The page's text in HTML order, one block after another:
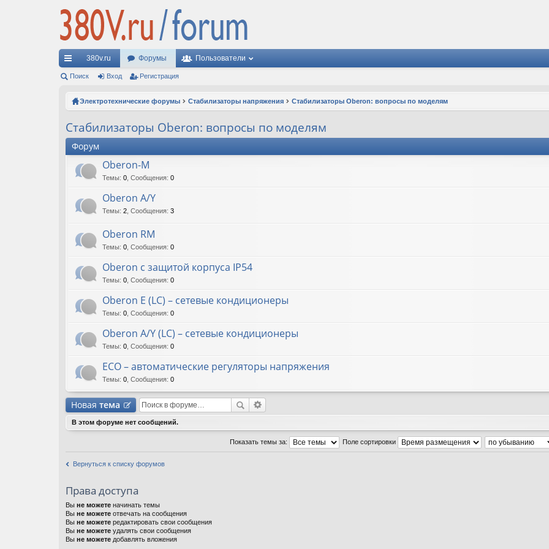
с
и
380v.ru Форумы Пользователи
Поиск Вход Регистрация
Электротехнические форумы Стабилизаторы напряжения Стабилизаторы Oberon: вопросы по моделям
Стабилизаторы Oberon: вопросы по моделям
Форум
Oberon-M
Темы: 0 Сообщения: 0
Oberon A/Y
Темы: 2 Сообщения: 3
Oberon RM
Темы: 0 Сообщения: 0
Oberon с защитой корпуса IP54
Темы: 0 Сообщения: 0
Oberon E (LC) – сетевые кондиционеры
Темы: 0 Сообщения: 0
Oberon A/Y (LC) – сетевые кондиционеры
Темы: 0 Сообщения: 0
ECO – автоматические регуляторы напряжения
Темы: 0 Сообщения: 0
Новая тема
В этом форуме нет сообщений.
Показать темы за: Поле сортировки
Вернуться к списку форумов
Права доступа
Вы не можете начинать темы
Вы не можете отвечать на сообщения
Вы не можете редактировать свои сообщения
Вы не можете удалять свои сообщения
Вы не можете добавлять вложения